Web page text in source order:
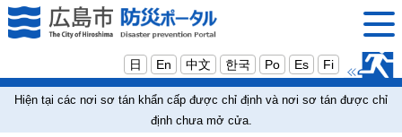
日 En 中文 한국 Po Es Fi
Hiện tại các nơi sơ tán khẩn cấp được chỉ định và nơi sơ tán được chỉ
định chưa mở cửa.